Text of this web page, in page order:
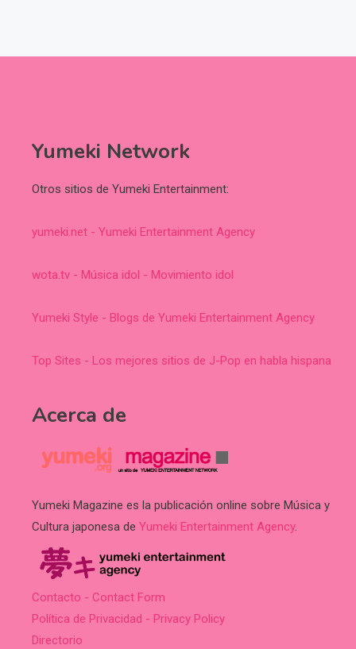
Yumeki Network
Otros sitios de Yumeki Entertainment:
yumeki.net - Yumeki Entertainment Agency
wota.tv - Música idol - Movimiento idol
Yumeki Style - Blogs de Yumeki Entertainment Agency
Top Sites - Los mejores sitios de J-Pop en habla hispana
Acerca de
Yumeki Magazine es la publicación online sobre Música y
Cultura japonesa de Yumeki Entertainment Agency.
Contacto - Contact Form
Política de Privacidad - Privacy Policy
Directorio